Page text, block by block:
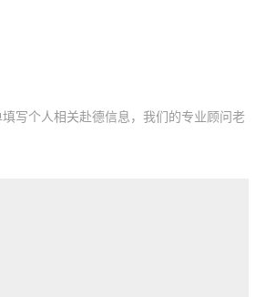
写个人相关赴德信息，我们的专业顾问老